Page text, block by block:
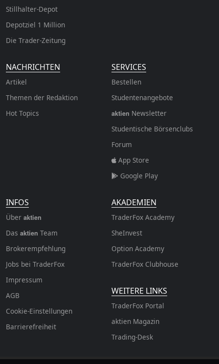
Stillhalter-Depot
Depotziel 1 Million
Die Trader-Zeitung
NACHRICHTEN
Artikel
Themen der Redaktion
Hot Topics
SERVICES
Bestellen
Studentenangebote
aktien Newsletter
Studentische Börsenclubs
Forum
App Store
Google Play
INFOS
Über aktien
Das aktien Team
Brokerempfehlung
Jobs bei TraderFox
Impressum
AGB
Cookie-Einstellungen
Barrierefreiheit
AKADEMIEN
TraderFox Academy
SheInvest
Option Academy
TraderFox Clubhouse
WEITERE LINKS
TraderFox Portal
aktien Magazin
Trading-Desk